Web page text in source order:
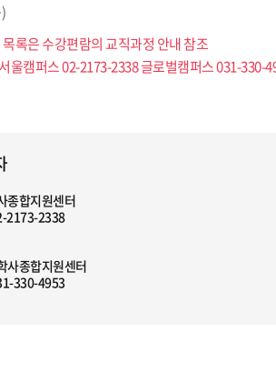
록은 수강편람의 교직과정 안내 참조
울캠퍼스 02-2173-2338 글로벌캠퍼스 031-330-
종합지원센터
2173-2338
사종합지원센터
330-4953